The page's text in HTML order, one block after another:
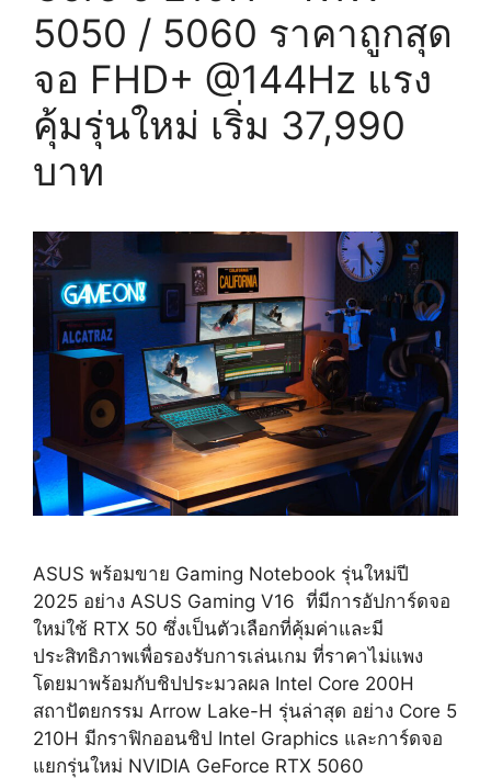
5050 / 5060 ราคาถูกสุด
จอ FHD+ @144Hz แรง
คุ้มรุ่นใหม่ เริ่ม 37,990
บาท
ASUS พร้อมขาย Gaming Notebook รุ่นใหม่ปี
2025 อย่าง ASUS Gaming V16 ที่มีการอัปการ์ดจอ
ใหม่ใช้ RTX 50 ซึ่งเป็นตัวเลือกที่คุ้มค่าและมี
ประสิทธิภาพเพื่อรองรับการเล่นเกม ที่ราคาไม่แพง
โดยมาพร้อมกับชิปประมวลผล Intel Core 200H
สถาปัตยกรรม Arrow Lake-H รุ่นล่าสุด อย่าง Core 5
210H มีกราฟิกออนชิป Intel Graphics และการ์ดจอ
แยกรุ่นใหม่ NVIDIA GeForce RTX 5060